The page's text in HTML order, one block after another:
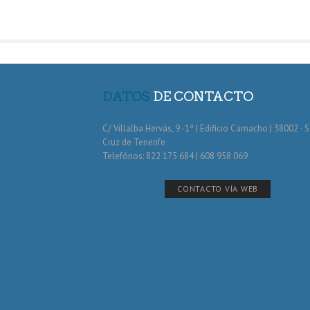
DATOS DE CONTACTO
C/ Villalba Hervás, 9 -1º | Edificio Camacho | 38002 ·
Cruz de Tenerife
Telefónos: 822 175 684 | 608 958 069
CONTACTO VÍA WEB